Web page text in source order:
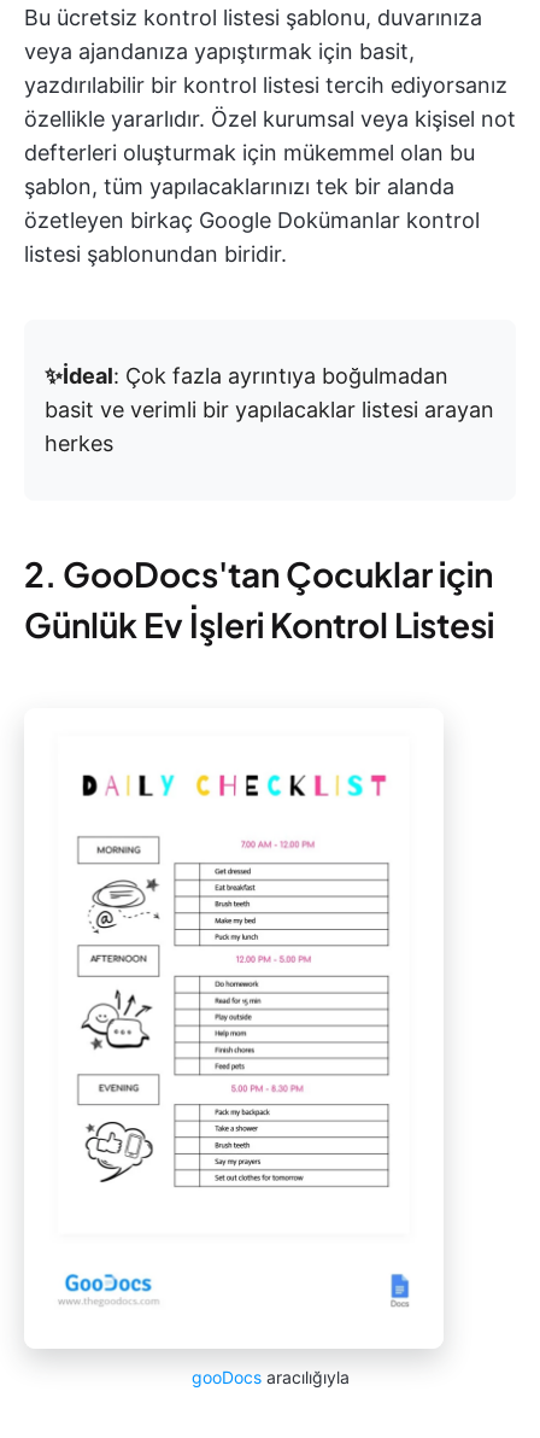
Bu ücretsiz kontrol listesi şablonu, duvarınıza
veya ajandanıza yapıştırmak için basit,
yazdırılabilir bir kontrol listesi tercih ediyorsanız
özellikle yararlıdır. Özel kurumsal veya kişisel not
defterleri oluşturmak için mükemmel olan bu
şablon, tüm yapılacaklarınızı tek bir alanda
özetleyen birkaç Google Dokümanlar kontrol
listesi şablonundan biridir.
✨İdeal: Çok fazla ayrıntıya boğulmadan
basit ve verimli bir yapılacaklar listesi arayan
herkes
2. GooDocs'tan Çocuklar için
Günlük Ev İşleri Kontrol Listesi
gooDocsaracılığıyla